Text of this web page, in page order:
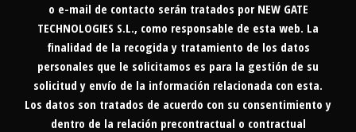
o e-mail de contacto serán tratados por NEW GATE
TECHNOLOGIES S.L., como responsable de esta web. La
finalidad de la recogida y tratamiento de los datos
personales que le solicitamos es para la gestión de su
solicitud y envío de la información relacionada con esta.
Los datos son tratados de acuerdo con su consentimiento y
dentro de la relación precontractual o contractual